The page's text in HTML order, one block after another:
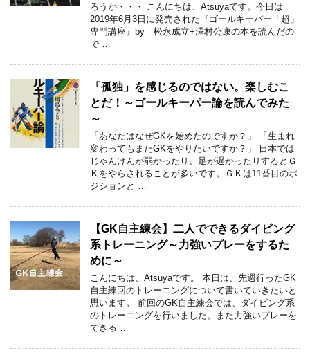
ろうか・・・ こんにちは、Atsuyaです。今日は
2019年6月3日に発売された『ゴールキーパー「超」
専門講座』by 松永成立+澤村公康の本を読んだの
で …
「孤独」を感じるのではない。楽しむこ
とだ！～ゴールキーパー論を読んでみた
～
「あなたはなぜGKを始めたのですか？」 「生まれ
変わってもまたGKをやりたいですか？」 日本では
じゃんけんが弱かったり、足が遅かったりするとＧ
Ｋをやらされることが多いです。ＧＫは11番目のポ
ジションと …
【GK自主練会】二人でできるダイビング
系トレーニング～力強いプレーをするた
めに～
こんにちは、Atsuyaです。 本日は、先週行ったGK
自主練回のトレーニングについて書いていきたいと
思います。 前回のGK自主練会では、ダイビング系
のトレーニングを行いました。また力強いプレーを
できる …